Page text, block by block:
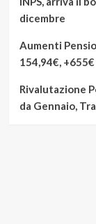
dicembre
Aumenti
154,94€,
Rivalutazione
da Gennaio,